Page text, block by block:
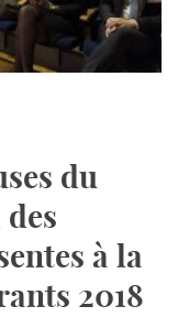
du
à la
2018